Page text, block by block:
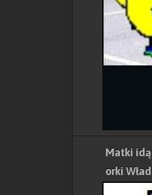
Matki
orki